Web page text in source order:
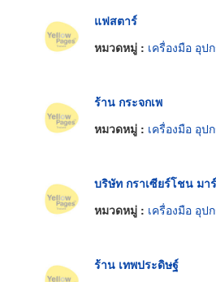
แฟสตาร์
หมวดหมู่ : เครื่องมือ อุปกรณ์แล
ร้าน กระจกเพ
หมวดหมู่ : เครื่องมือ อุปกรณ์แล
บริษัท กราเซียร์โชน มา
หมวดหมู่ : เครื่องมือ อุปกรณ์แล
ร้าน เทพประดิษฐ์